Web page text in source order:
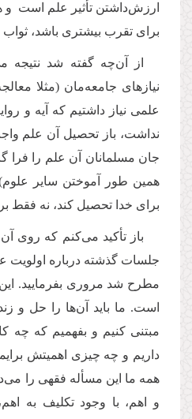
ارزش‌داشتن تأثیر علم است و
برای تقرب بیشتری باشد،
از آن‌چه گفته شد نتیجه
نیازهای جامعه‌مان (مثلا
علمی نیاز داشتیم که آیه و
نداشت، باز تحصیل آن علم
جان مسلمانان آن علم را فرا
همین طور آموختن سایر علوم)
برای خدا تحصیل کند، نه فقط
باز تأکید می‌کنم که روی
جلسات گذشته درباره اولویت
مطرح شد مروری بفرمایید.
است. ما باید آن‌ها را حل و
مبتنی کنیم و بفهمیم که چه
داریم و چه چیزی اهمیتش
همه ما این مسأله فقهی را
و اهم، با وجود تکلیف به